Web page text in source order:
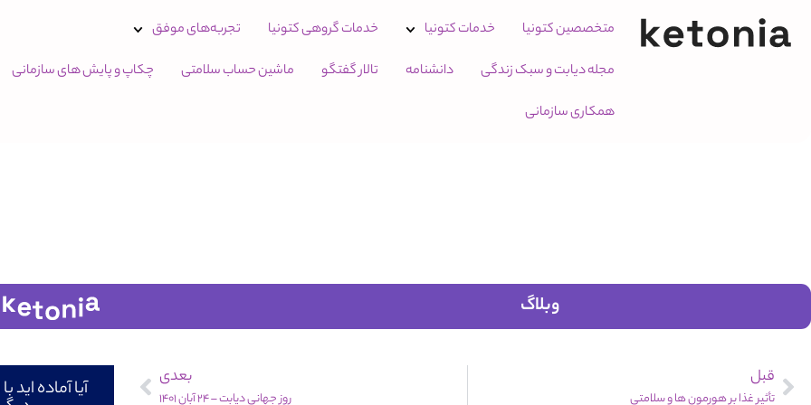
متخصصین کتونیا خدمات کتونیا خدمات گروهی کتونیا
تجربه‌های موفق
مجله دیابت و سبک زندگی
دانشنامه تالار گفتگو ماشین حساب سلامتی
چکاپ و پایش های سازمانی
همکاری سازمانی
وبلاگ
قبل
تأثیر غذا بر هورمون ها و سلامتی
بعدی
روز جهانی دیابت – 24 آبان 1401 آیا آماده